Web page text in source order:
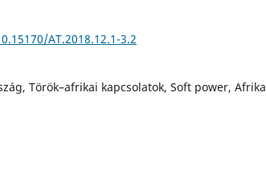
AT.2018.12.1-3.2
Török–afrikai kapcsolatok, Soft power, Afrika